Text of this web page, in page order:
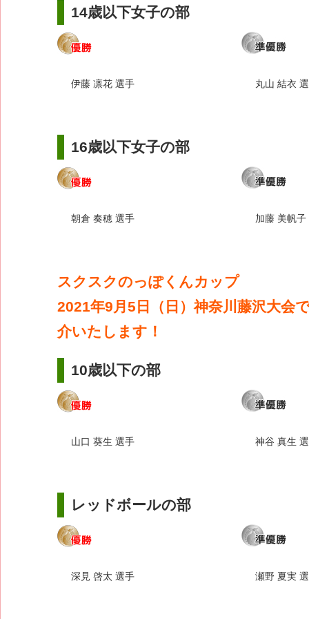
14歳以下女子の部
伊藤 凛花 選手 丸山 結衣
16歳以下女子の部
朝倉 奏穂 選手 加藤 美帆子
スクスクのっぽくんカップ
2021年9月5日（日）神奈川藤沢大会
介いたします！
10歳以下の部
山口 葵生 選手 神谷 真生
レッドボールの部
深見 啓太 選手 瀬野 夏実